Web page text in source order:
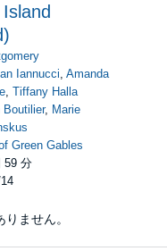
Iannucci ,Amanda
,Tiffany Halla
Boutilier, Marie
Green Gables
59 分
ません。